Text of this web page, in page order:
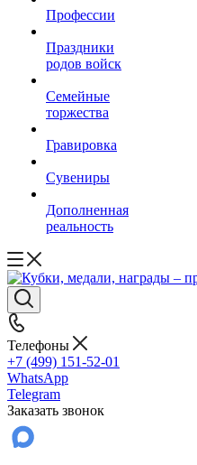
Профессии
Праздники
родов войск
Семейные
торжества
Гравировка
Сувениры
Дополненная
реальность
Телефоны
+7 (499) 151-52-01
WhatsApp
Telegram
Заказать звонок